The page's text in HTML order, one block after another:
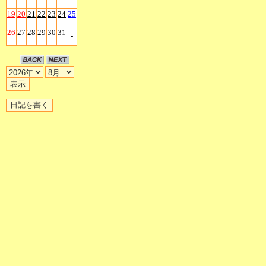
19 20 21 22 23 24 25
26 27 28 29 30 31 -